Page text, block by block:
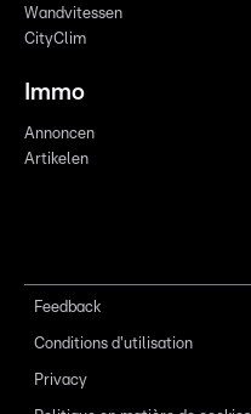
Wandvitessen
CityClim
Immo
Annoncen
Artikelen
Feedback
Conditions d'utilisation
Privacy